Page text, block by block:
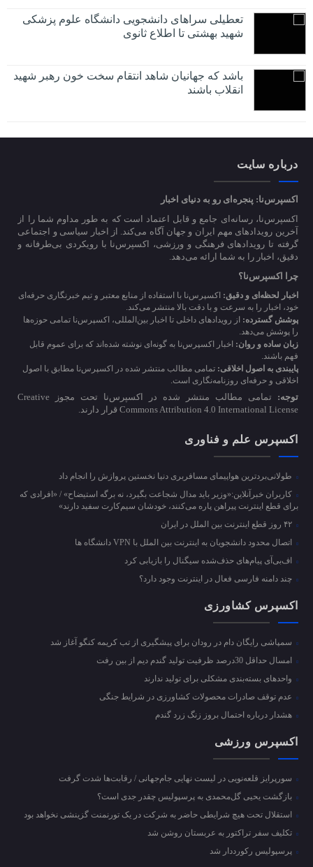
تعطیلی سراهای دانشجویی دانشگاه علوم پزشکی
شهید بهشتی تا اطلاع ثانوی
باشد که جهانیان شاهد انتقام سخت خون رهبر شهید
انقلاب باشند
درباره سایت
اکسپرس‌نا: پنجره‌ای رو به دنیای اخبار
اکسپرس‌نا، رسانه‌ای جامع و قابل اعتماد است که به طور مداوم شما را از
آخرین رویدادهای مهم ایران و جهان آگاه می‌کند. از اخبار سیاسی و اجتماعی
گرفته تا رویدادهای فرهنگی و ورزشی، اکسپرس‌نا با رویکردی بی‌طرفانه و
دقیق، اخبار را به شما ارائه می‌دهد.
چرا اکسپرس‌نا؟
اخبار لحظه‌ای و دقیق: اکسپرس‌نا با استفاده از منابع معتبر و تیم خبرنگاری حرفه‌ای
خود، اخبار را به سرعت و با دقت بالا منتشر می‌کند.
پوشش گسترده: از رویدادهای داخلی تا اخبار بین‌المللی، اکسپرس‌نا تمامی حوزه‌ها
را پوشش می‌دهد.
زبان ساده و روان: اخبار اکسپرس‌نا به گونه‌ای نوشته شده‌اند که برای عموم قابل
فهم باشند.
پایبندی به اصول اخلاقی: تمامی مطالب منتشر شده در اکسپرس‌نا مطابق با اصول
اخلاقی و حرفه‌ای روزنامه‌نگاری است.
توجه:
تمامی مطالب منتشر شده در اکسپرس‌نا تحت مجوز Creative
Commons Attribution 4.0 International License قرار دارند.
اکسپرس علم و فناوری
طولانی‌بردترین هواپیمای مسافربری دنیا نخستین پروازش را انجام داد
کاربران خبرآنلاین:«وزیر باید مدال شجاعت بگیرد، نه برگه استیضاح» / «افرادی که
برای قطع اینترنت پیراهن پاره می‌کنند، خودشان سیم‌کارت سفید دارند»
۴۲ روز قطع اینترنت بین الملل در ایران
اتصال محدود دانشجویان به اینترنت بین الملل با VPN دانشگاه ها
اف‌بی‌آی پیام‌های حذف‌شده سیگنال را بازیابی کرد
چند دامنه فارسی فعال در اینترنت وجود دارد؟
اکسپرس کشاورزی
سمپاشی رایگان دام در رودان برای پیشگیری از تب کریمه کنگو آغاز شد
امسال حداقل 30درصد ظرفیت تولید گندم دیم از بین رفت
واحد‌های بسته‌بندی مشکلی برای تولید ندارند
عدم توقف صادرات محصولات کشاورزی در شرایط جنگی
هشدار درباره احتمال بروز زنگ زرد گندم
اکسپرس ورزشی
سورپرایز قلعه‌نویی در لیست نهایی جام‌جهانی / رقابت‌ها شدت گرفت
بازگشت یحیی گل‌محمدی به پرسپولیس چقدر جدی است؟
استقلال تحت هیچ شرایطی حاضر به شرکت در یک تورنمنت گزینشی نخواهد بود
تکلیف سفر تراکتور به عربستان روشن شد
پرسپولیس رکورددار شد